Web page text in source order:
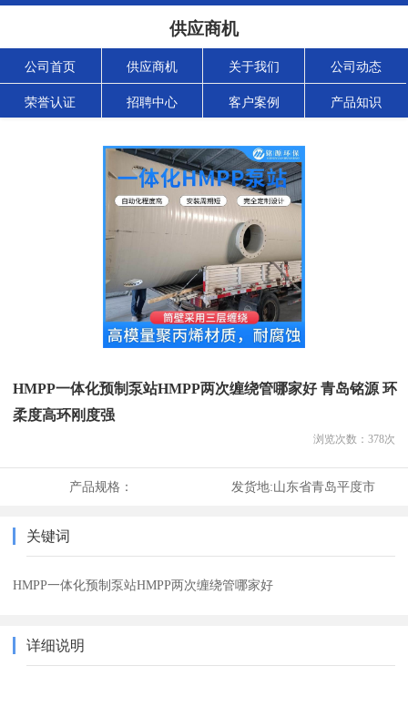
供应商机
公司首页 供应商机 关于我们 公司动态
荣誉认证 招聘中心 客户案例 产品知识
HMPP一体化预制泵站HMPP两次缠绕管哪家好 青岛铭源 环
柔度高环刚度强
浏览次数： 378次
产品规格： 发货地:山东省青岛平度市
关键词
HMPP一体化预制泵站HMPP两次缠绕管哪家好
详细说明